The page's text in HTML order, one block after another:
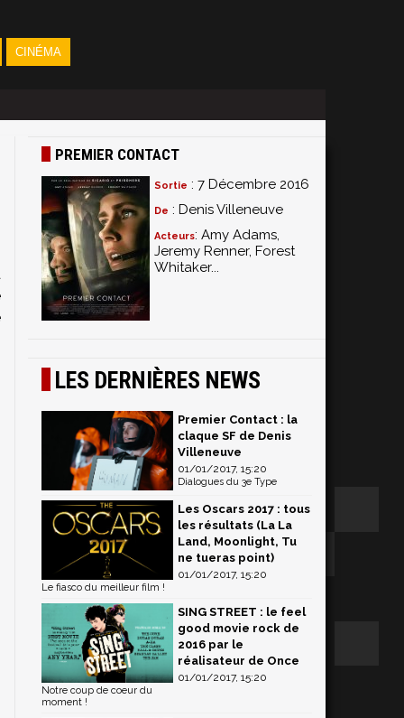
CINÉMA
PREMIER CONTACT
Sortie : 7 Décembre 2016
De : Denis Villeneuve
Acteurs: Amy Adams,
Jeremy Renner, Forest
Whitaker...
LES DERNIÈRES NEWS
Premier Contact : la
claque SF de Denis
Villeneuve
01/01/2017, 15:20
Dialogues du 3e Type
Les Oscars 2017 : tous
les résultats (La La
Land, Moonlight, Tu
ne tueras point)
01/01/2017, 15:20
Le fiasco du meilleur film !
SING STREET : le feel
good movie rock de
2016 par le
réalisateur de Once
01/01/2017, 15:20
Notre coup de coeur du
moment !